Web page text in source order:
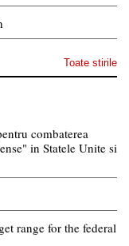
Toate stirile
combaterea
in Statele Unite si
range for the federal